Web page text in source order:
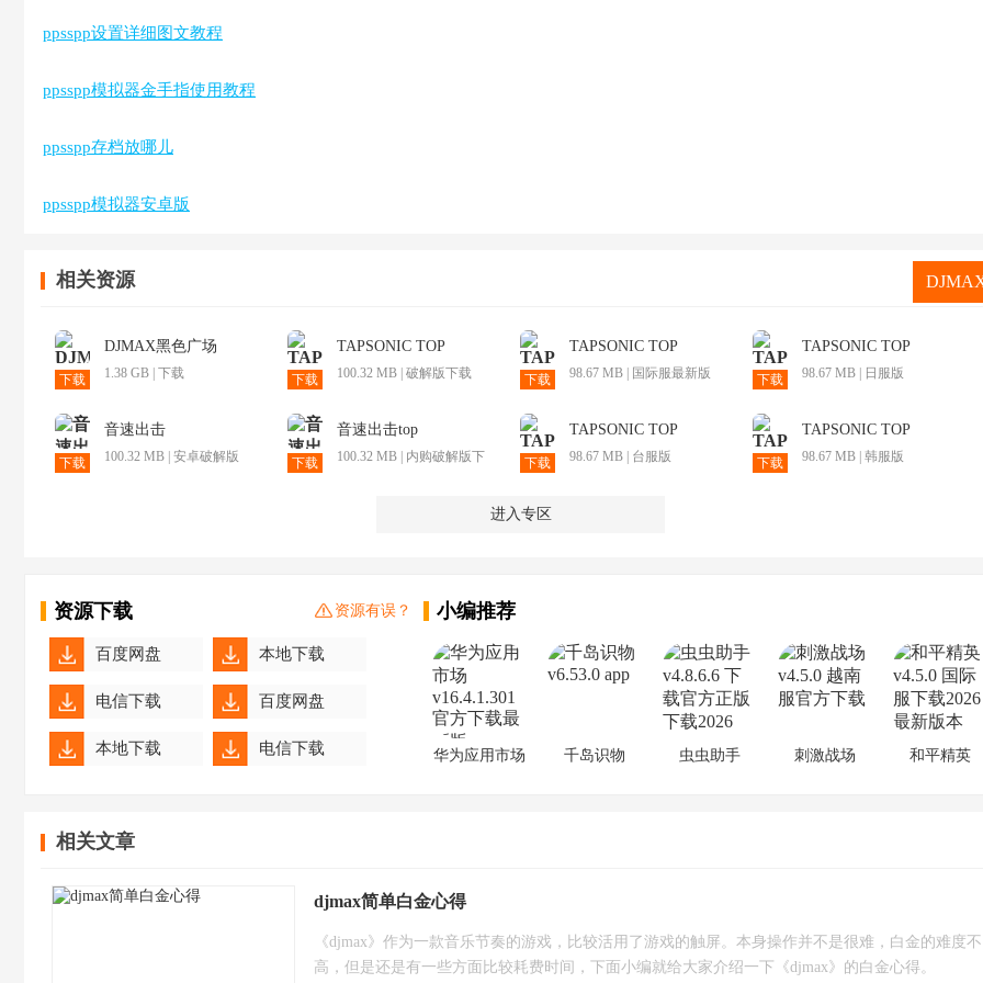
ppsspp设置详细图文教程
ppsspp模拟器金手指使用教程
ppsspp存档放哪儿
ppsspp模拟器安卓版
相关资源
下载
DJMAX黑色广场
1.38 GB | 下载 下载
TAPSONIC TOP
100.32 MB | 破解版下载 下载
TAPSONIC TOP
98.67 MB | 国际服最新版 下载
TAPSONIC TOP
98.67 MB | 日服版
下载
音速出击
100.32 MB | 安卓破解版 下载
音速出击top
100.32 MB | 内购破解版下
下载
TAPSONIC TOP
98.67 MB | 台服版 下载
TAPSONIC TOP
98.67 MB | 韩服版
进入专区
资源下载 资源有误？
百度网盘 本地下载
电信下载 百度网盘
本地下载 电信下载
电信下载
本地下载
小编推荐
华为应用市场 千岛识物 虫虫助手 刺激战场 和平精英
相关文章
djmax简单白金心得
《djmax》作为一款音乐节奏的游戏，比较活用了游戏的触屏。本身操作并不是很难，白金的难度不
高，但是还是有一些方面比较耗费时间，下面小编就给大家介绍一下《djmax》的白金心得。